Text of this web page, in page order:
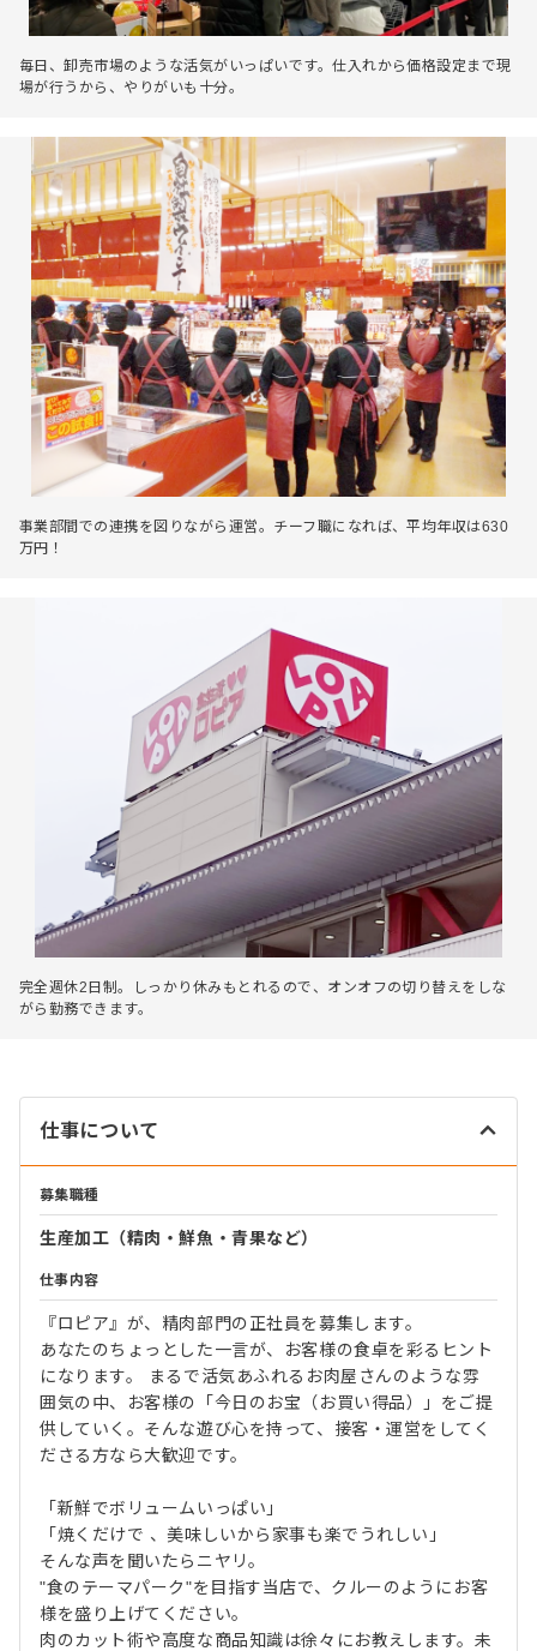
毎日、卸売市場のような活気がいっぱいです。仕入れから価格設定まで現
場が行うから、やりがいも十分。
事業部間での連携を図りながら運営。チーフ職になれば、平均年収は630
万円！
完全週休2日制。しっかり休みもとれるので、オンオフの切り替えをしな
がら勤務できます。
仕事について
募集職種
生産加工（精肉・鮮魚・青果など）
仕事内容
『ロピア』が、精肉部門の正社員を募集します。
あなたのちょっとした一言が、お客様の食卓を彩るヒント
になります。 まるで活気あふれるお肉屋さんのような雰
囲気の中、お客様の「今日のお宝（お買い得品）」をご提
供していく。そんな遊び心を持って、接客・運営をしてく
ださる方なら大歓迎です。
「新鮮でボリュームいっぱい」
「焼くだけで 、美味しいから家事も楽でうれしい」
そんな声を聞いたらニヤリ。
"食のテーマパーク"を目指す当店で、クルーのようにお客
様を盛り上げてください。
肉のカット術や高度な商品知識は徐々にお教えします。未